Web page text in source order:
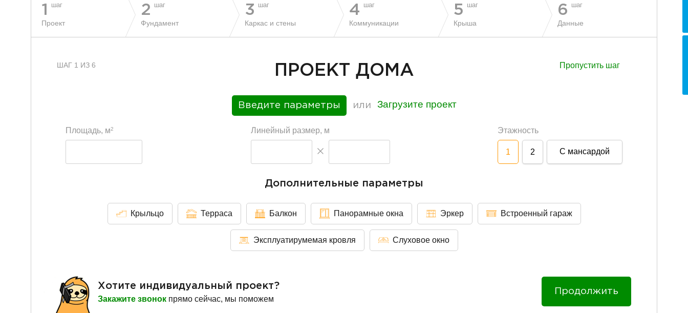
1 шаг
Проект
2 шаг
Фундамент
3 шаг
Каркас и стены
4 шаг
Коммуникации
5 шаг
Крыша
6 шаг
Данные
ШАГ 1 ИЗ 6 ПРОЕКТ ДОМА Пропустить шаг
Введите параметры или Загрузите проект
Площадь, м2 Линейный размер, м Этажность
1 2 С мансардой
Дополнительные параметры
Крыльцо Терраса Балкон Панорамные окна Эркер Встроенный гараж
Эксплуатирумемая кровля Слуховое окно
Хотите индивидуальный проект?
Закажите звонок прямо сейчас, мы поможем
Продолжить